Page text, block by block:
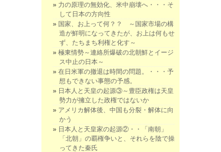
力の原理の無効化、米中崩壊へ・・・そ
して日本の方向性
国家、お上って何？？ ～国家市場の構
造が鮮明になってきたが、お上は何もせ
ず、たちまち利権と化す～
極東情勢～連絡所爆破の北朝鮮とイージ
ス中止の日本～
在日米軍の撤退は時間の問題。・・・予
想もできない事態の予感。
日本人と天皇の起源③～豊臣政権は天皇
勢力が擁立した政権ではないか
アメリカ解体後、中国も分裂・解体に向
かう
日本人と天皇家の起源②・・「南朝」
「北朝」の覇権争いと、それらを陰で操
ってきた秦氏